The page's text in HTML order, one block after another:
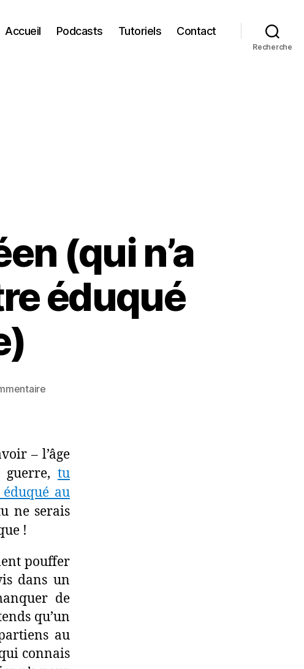
Accueil Podcasts Tutoriels Contact
Recherche
(qui n’a
éduqué
sur
un
lycéen
(qui
n’a
pas
être
éduqué
au
numérique)
– l’âge
tu
au
ne serais
!
pouffer
dans un
de
qu’un
au
connais